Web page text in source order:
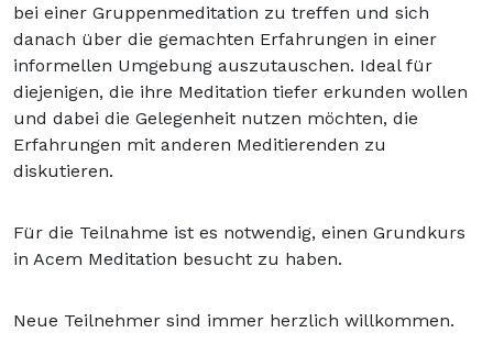
bei einer Gruppenmeditation zu treffen und sich
danach über die gemachten Erfahrungen in einer
informellen Umgebung auszutauschen. Ideal für
diejenigen, die ihre Meditation tiefer erkunden wollen
und dabei die Gelegenheit nutzen möchten, die
Erfahrungen mit anderen Meditierenden zu
diskutieren.
Für die Teilnahme ist es notwendig, einen Grundkurs
in Acem Meditation besucht zu haben.
Neue Teilnehmer sind immer herzlich willkommen.